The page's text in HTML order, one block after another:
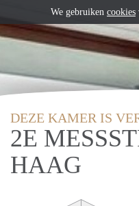
DEZE KAMER IS
2E
HAAG
We gebruiken cookies